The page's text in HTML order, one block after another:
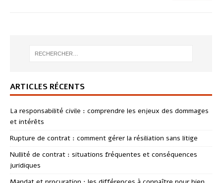
ARTICLES RÉCENTS
La responsabilité civile : comprendre les enjeux des dommages
et intérêts
Rupture de contrat : comment gérer la résiliation sans litige
Nullité de contrat : situations fréquentes et conséquences
juridiques